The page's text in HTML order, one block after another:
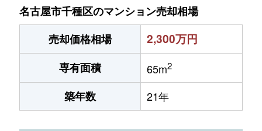
名古屋市千種区のマンション売却相場
売却価格相場
2,300万円
専有面積 65m2
築年数 21年